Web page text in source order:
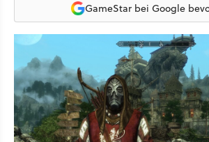
GameStar bei Google